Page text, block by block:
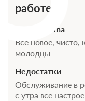
работе
Достоинства
Все новое, чисто,
молодцы
Недостатки
Обслуживание в
с утра все